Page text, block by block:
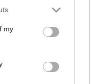
my